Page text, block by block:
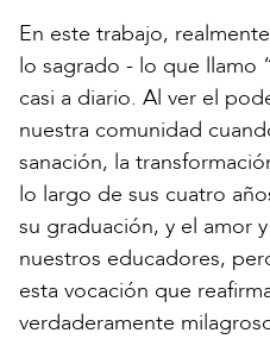
En este trabajo,
lo sagrado - lo que llamo
casi a diario. Al ver el
nuestra comunidad
sanación, la
lo largo de sus cuatro
su graduación, y el amor
nuestros educadores,
esta vocación que
verdaderamente